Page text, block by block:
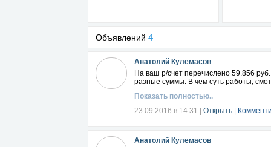
Объявлений 4
Анатолий Кулемасов
На ваш р/счет перечислено 59.856
разные суммы. В чем суть работы,
Показать полностью..
23.09.2016 в 14:31
Открыть
Анатолий Кулемасов